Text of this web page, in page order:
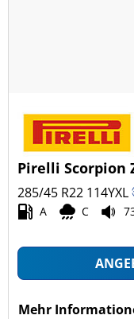
Pirelli Scorpion
285/45 R22 114YXL
A C
Mehr